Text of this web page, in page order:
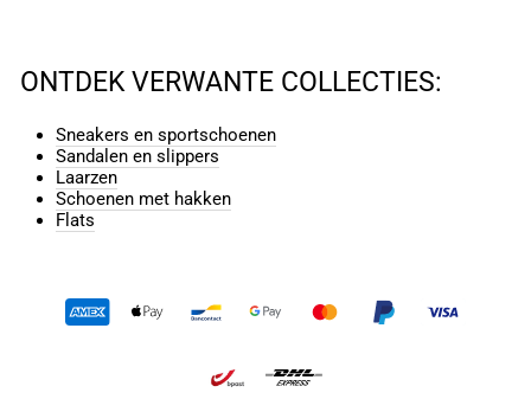
ONTDEK VERWANTE COLLECTIES:
Sneakers en sportschoenen
Sandalen en slippers
Laarzen
Schoenen met hakken
Flats